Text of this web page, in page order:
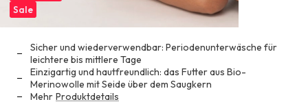
Sale
Sicher und wiederverwendbar: Periodenunterwäsche für
leichtere bis mittlere Tage
Einzigartig und hautfreundlich: das Futter aus Bio-
Merinowolle mit Seide über dem Saugkern
Mehr Produktdetails